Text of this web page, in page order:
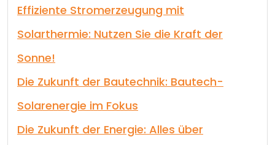
Effiziente Stromerzeugung mit
Solarthermie: Nutzen Sie die Kraft der
Sonne!
Die Zukunft der Bautechnik: Bautech-
Solarenergie im Fokus
Die Zukunft der Energie: Alles über